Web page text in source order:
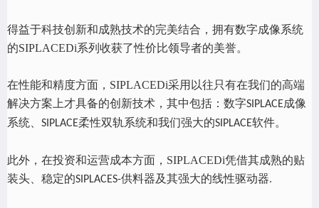
得益于科技创新和成熟技术的完美结合，拥有数字成像系统
的SIPLACEDi系列收获了性价比领导者的美誉。
在性能和精度方面， SIPLACEDi采用以往只有在我们的高端
解决方案上才具备的创新技术，其中包括：数字SIPLACE成像
系统、 SIPLACE柔性双轨系统和我们强大的SIPLACE软件。
此外，在投资和运营成本方面， SIPLACEDi凭借其成熟的贴
装头、稳定的SIPLACES-供料器及其强大的线性驱动器.